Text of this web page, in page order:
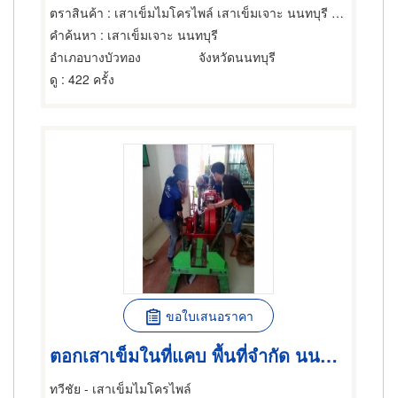
ตราสินค้า : เสาเข็มไมโครไพล์ เสาเข็มเจาะ นนทบุรี ทวีชัย
คำค้นหา : เสาเข็มเจาะ นนทบุรี
อำเภอบางบัวทอง
จังหวัดนนทบุรี
ดู : 422 ครั้ง
ขอใบเสนอราคา
ตอกเสาเข็มในที่แคบ พื้นที่จำกัด นนทบุรี
ทวีชัย - เสาเข็มไมโครไพล์